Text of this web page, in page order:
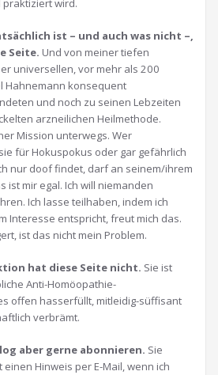
wird.
ist – und auch was nicht –,
Seite. Und von meiner tiefen
universellen, vor mehr als 200
Hahnemann konsequent
und noch zu seinen Lebzeiten
arzneilichen Heilmethode.
Mission unterwegs. Wer
für Hokuspokus oder gar gefährlich
nur doof findet, darf an seinem/ihrem
ist mir egal. Ich will niemanden
Ich lasse teilhaben, indem ich
Interesse entspricht, freut mich das.
ist das nicht mein Problem.
hat diese Seite nicht. Sie ist
Anti-Homöopathie-
offen hasserfüllt, mitleidig-süffisant
verbrämt.
aber gerne abonnieren. Sie
Hinweis per E-Mail, wenn ich